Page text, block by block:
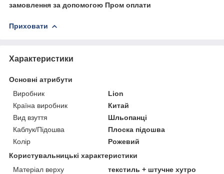
замовлення за допомогою Пром оплати
Приховати
Характеристики
Основні атрибути
Виробник
Lion
Країна виробник
Китай
Вид взуття
Шльопанці
Каблук/Підошва
Плоска підошва
Колір
Рожевий
Користувальницькі характеристики
Матеріал верху
текстиль + штучне хутро